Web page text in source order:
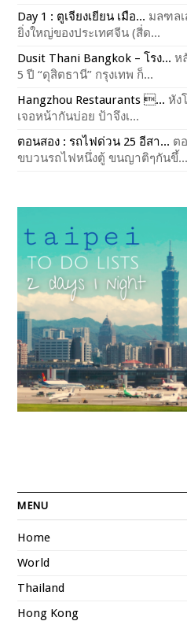
Day 1 : ตูเจียงเยียน เมือ... มลฑล
ยิ่งใหญ่ของประเทศจีน (สี่ด...
Dusit Thani Bangkok – โรง... ห
5 ปี “ดุสิตธานี” กรุงเทพ ก็...
Hangzhou Restaurants ... หัง
เจอหน้ากันบ่อย ป้าจึงเ...
ตอนสอง : รถไฟด่วน 25 อีสา... ต
ขบวนรถไฟหนึ่งตู้ ขนญาติๆกันขึ้...
MENU
Home
World
Thailand
Hong Kong